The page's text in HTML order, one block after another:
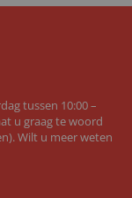
tussen 10:00 –
u graag te woord
Wilt u meer weten